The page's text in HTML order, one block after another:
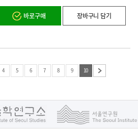
바로구매 장바구니 담기
4 5 6 7 8 9 10